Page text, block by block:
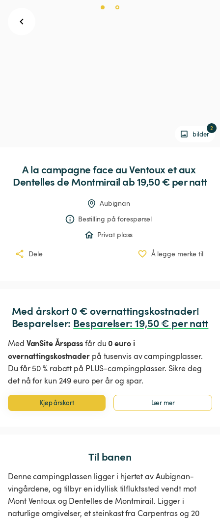
bilder
2
AlacampagnefaceauVentouxetaux
Dentellesde Montmirail ab 19,50 € per natt
Aubignan
Bestilling på forespørsel
Privat plass
Dele Å legge merke til
Med årskort 0 € overnattingskostnader!
Besparelser: Besparelser: 19,50 € per natt
Med VanSite Årspassfår du0 euro i
overnattingskostnaderpå tusenvis av campingplasser.
Du får 50 % rabatt på PLUS-campingplasser. Sikre deg
det nå for kun 249 euro per år og spar.
Kjøp årskort Lær mer
Til banen
Denne campingplassen ligger i hjertet av Aubignan-
vingårdene, og tilbyr en idyllisk tilfluktssted vendt mot
Mont Ventoux og Dentelles de Montmirail. Ligger i
naturlige omgivelser, et steinkast fra Carpentras og 20